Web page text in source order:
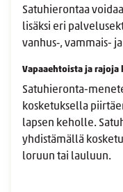
Satuhierontaa
lisäksi eri
vanhus‑, vammais-
Vapaaehtoista ja
Satuhieronta-
kosketuksella
lapsen keholle.
yhdistämällä
loruun tai lauluun.